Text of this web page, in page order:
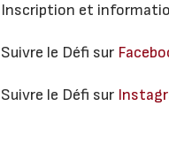
Inscription et
Suivre le Défi sur
Suivre le Défi sur